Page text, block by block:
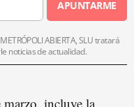
APUNTARME
ABIERTA, SLU tratará
noticias de actualidad.
incluye la